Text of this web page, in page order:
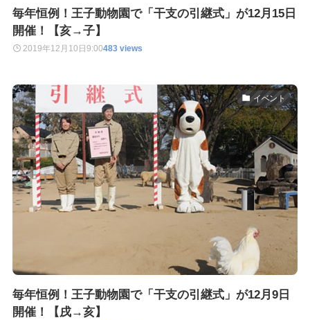
毎年恒例！王子動物園で「干支の引継式」が12月15日
開催！【亥→子】
2019年12月10日 9:00483 views
イベント
毎年恒例！王子動物園で「干支の引継式」が12月9日
開催！【戌→亥】